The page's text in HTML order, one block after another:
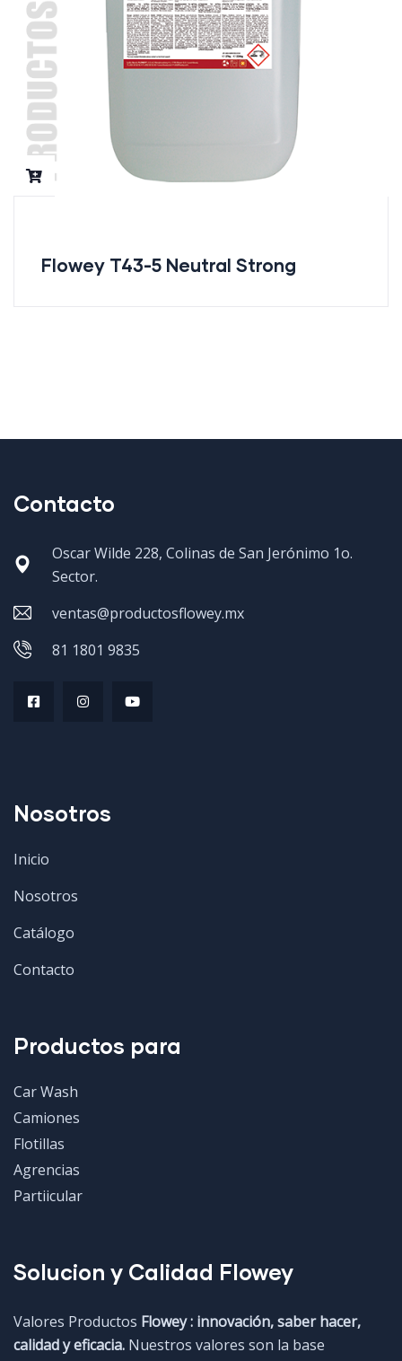
Flowey T43-5 Neutral Strong
Contacto
Oscar Wilde 228, Colinas de San Jerónimo 1o.
Sector.
ventas@productosflowey.mx
81 1801 9835
Nosotros
Inicio
Nosotros
Catálogo
Contacto
Productos para
Car Wash
Camiones
Flotillas
Agrencias
Partiicular
Solucion y Calidad Flowey
Valores Productos Flowey : innovación, saber hacer,
calidad y eficacia. Nuestros valores son la base